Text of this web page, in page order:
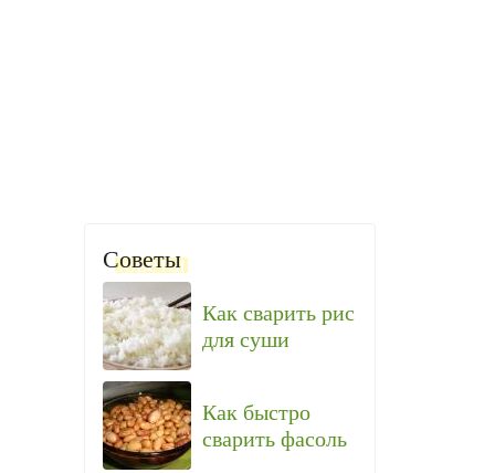
Советы
Как сварить рис
для суши
Как быстро
сварить фасоль